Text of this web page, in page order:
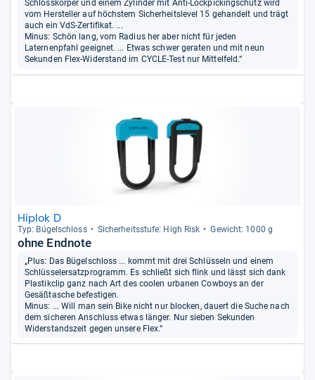
Schlosskörper und einem Zylinder mit Anti-Lockpickingschutz wird
vom Hersteller auf höchstem Sicherheitslevel 15 gehandelt und trägt
auch ein VdS-Zertifikat. ...
Minus: Schön lang, vom Radius her aber nicht für jeden
Laternenpfahl geeignet. ... Etwas schwer geraten und mit neun
Sekunden Flex-Widerstand im CYCLE-Test nur Mittelfeld.“
Hiplok D
Typ: Bügel­schloss Sicher­heits­stufe: High Risk Gewicht: 1000 g
ohne Endnote
„Plus: Das Bügelschloss ... kommt mit drei Schlüsseln und einem
Schlüsselersatzprogramm. Es schließt sich flink und lässt sich dank
Plastikclip ganz nach Art des coolen urbanen Cowboys an der
Gesäßtasche befestigen.
Minus: ... Will man sein Bike nicht nur blocken, dauert die Suche nach
dem sicheren Anschluss etwas länger. Nur sieben Sekunden
Widerstandszeit gegen unsere Flex.“